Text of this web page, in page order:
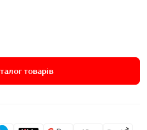
товарів